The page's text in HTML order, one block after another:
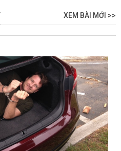
XEM BÀI MỚI >>